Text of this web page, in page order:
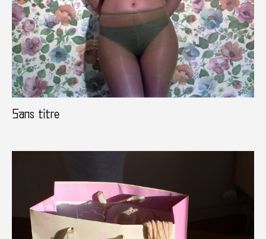
Sans titre